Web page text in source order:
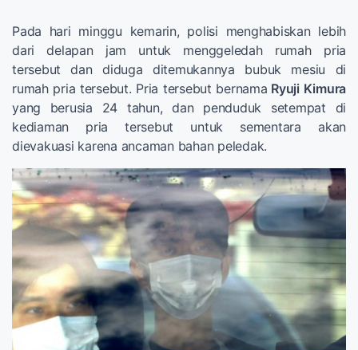
Pada hari minggu kemarin, polisi menghabiskan lebih
dari delapan jam untuk menggeledah rumah pria
tersebut dan diduga ditemukannya bubuk mesiu di
rumah pria tersebut. Pria tersebut bernama Ryuji Kimura
yang berusia 24 tahun, dan penduduk setempat di
kediaman pria tersebut untuk sementara akan
dievakuasi karena ancaman bahan peledak.